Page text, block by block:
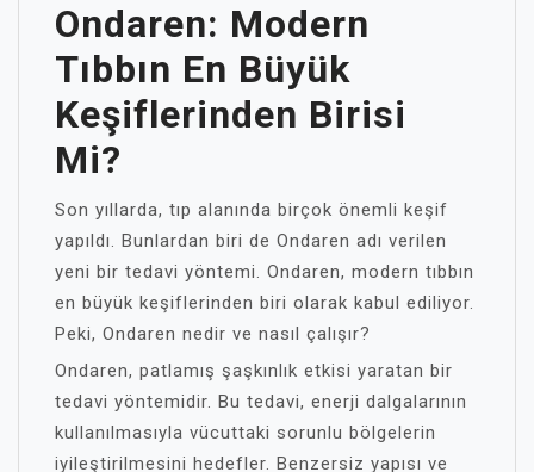
Ondaren: Modern
Tıbbın En Büyük
Keşiflerinden Birisi
Mi?
Son yıllarda, tıp alanında birçok önemli keşif
yapıldı. Bunlardan biri de Ondaren adı verilen
yeni bir tedavi yöntemi. Ondaren, modern tıbbın
en büyük keşiflerinden biri olarak kabul ediliyor.
Peki, Ondaren nedir ve nasıl çalışır?
Ondaren, patlamış şaşkınlık etkisi yaratan bir
tedavi yöntemidir. Bu tedavi, enerji dalgalarının
kullanılmasıyla vücuttaki sorunlu bölgelerin
iyileştirilmesini hedefler. Benzersiz yapısı ve